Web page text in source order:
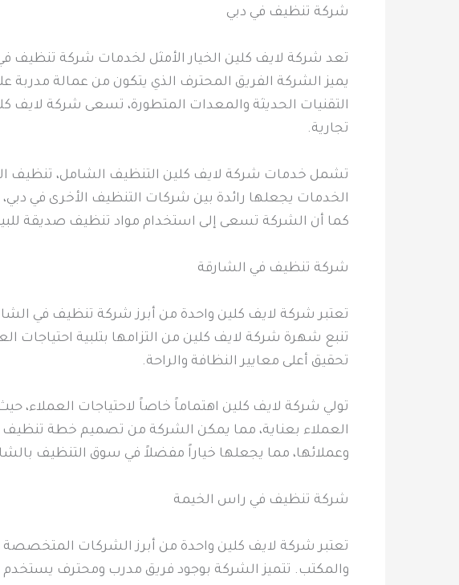
شركة تنظيف في دبي
تعد شركة لايف كلين الخيار الأمثل لخدمات شركة تنظيف
يميز الشركة الفريق المحترف الذي يتكون من عمالة
التقنيات الحديثة والمعدات المتطورة، تسعى شركة لايف
تجارية.
تشمل خدمات شركة لايف كلين التنظيف الشامل، تنظيف
الخدمات يجعلها رائدة بين شركات التنظيف الأخرى في
كما أن الشركة تسعى إلى استخدام مواد تنظيف صديقة
شركة تنظيف في الشارقة
تعتبر شركة لايف كلين واحدة من أبرز شركة تنظيف في
تنبع شهرة شركة لايف كلين من التزامها بتلبية
تحقيق أعلى معايير النظافة والراحة.
تولي شركة لايف كلين اهتماماً خاصاً لاحتياجات العملاء،
العملاء بعناية، مما يمكن الشركة من تصميم خطة
وعملائها، مما يجعلها خياراً مفضلاً في سوق التنظيف
شركة تنظيف في راس الخيمة
تعتبر شركة لايف كلين واحدة من أبرز الشركات
والمكتب. تتميز الشركة بوجود فريق مدرب ومحترف يستخدم